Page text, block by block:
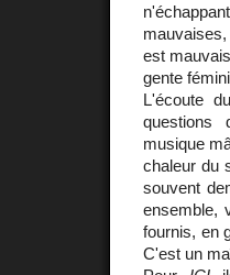
est
gente
L'écoute
questions
musique
chaleur du
souvent
ensemble,
fournis, en
C'est un